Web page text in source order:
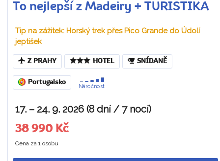
To nejlepší z Madeiry + TURISTIKA
Tip na zážitek: Horský trek přes Pico Grande do Údolí
jeptišek
Z PRAHY HOTEL SNÍDANĚ
Portugalsko
Náročnost
17. – 24. 9. 2026 (8 dní / 7 nocí)
38 990 Kč
Cena za 1 osobu